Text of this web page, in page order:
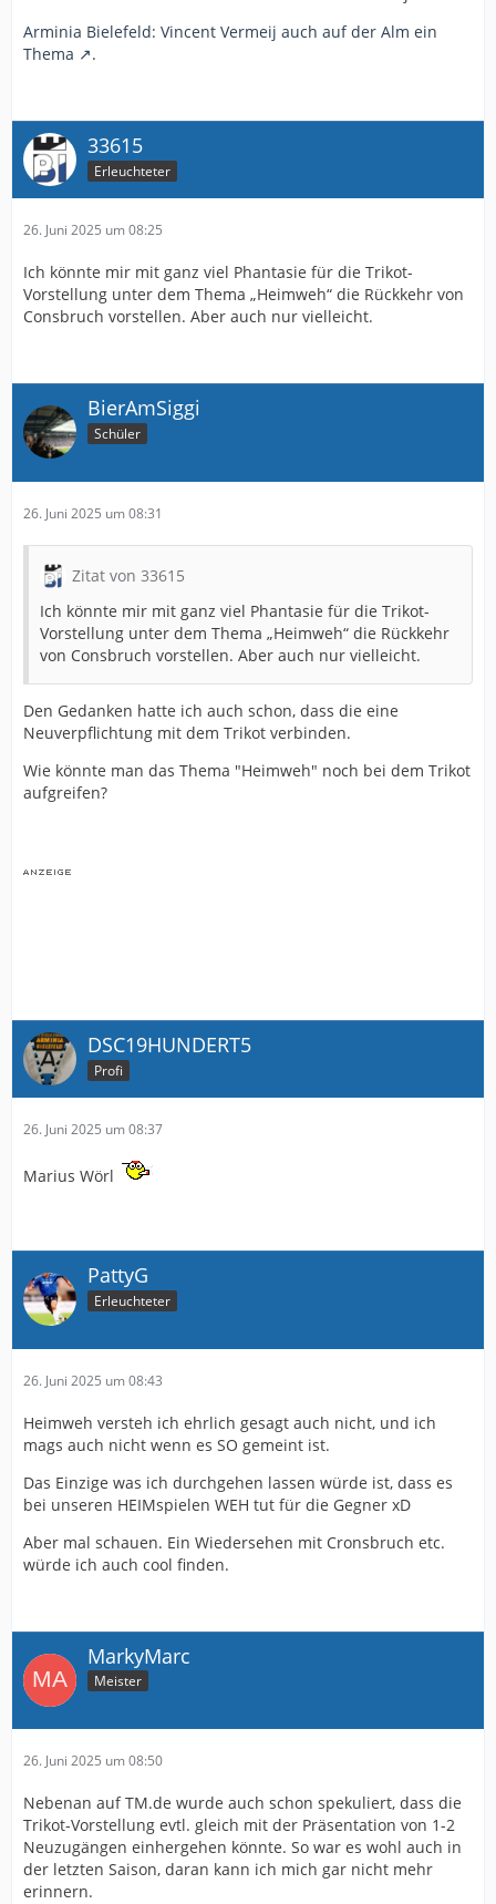
Arminia Bielefeld: Vincent Vermeij auch auf der Alm ein
Thema
.
33615
Erleuchteter
26. Juni 2025 um 08:25
Ich könnte mir mit ganz viel Phantasie für die Trikot-
Vorstellung unter dem Thema „Heimweh“ die Rückkehr von
Consbruch vorstellen. Aber auch nur vielleicht.
BierAmSiggi
Schüler
26. Juni 2025 um 08:31
Zitat von 33615
Ich könnte mir mit ganz viel Phantasie für die Trikot-
Vorstellung unter dem Thema „Heimweh“ die Rückkehr
von Consbruch vorstellen. Aber auch nur vielleicht.
Den Gedanken hatte ich auch schon, dass die eine
Neuverpflichtung mit dem Trikot verbinden.
Wie könnte man das Thema "Heimweh" noch bei dem Trikot
aufgreifen?
DSC19HUNDERT5
Profi
26. Juni 2025 um 08:37
Marius Wörl
PattyG
Erleuchteter
26. Juni 2025 um 08:43
Heimweh versteh ich ehrlich gesagt auch nicht, und ich
mags auch nicht wenn es SO gemeint ist.
Das Einzige was ich durchgehen lassen würde ist, dass es
bei unseren HEIMspielen WEH tut für die Gegner xD
Aber mal schauen. Ein Wiedersehen mit Cronsbruch etc.
würde ich auch cool finden.
MarkyMarc
Meister
26. Juni 2025 um 08:50
Nebenan auf TM.de wurde auch schon spekuliert, dass die
Trikot-Vorstellung evtl. gleich mit der Präsentation von 1-2
Neuzugängen einhergehen könnte. So war es wohl auch in
der letzten Saison, daran kann ich mich gar nicht mehr
erinnern.